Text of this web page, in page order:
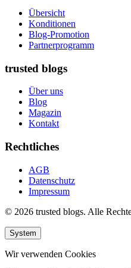
Übersicht
Konditionen
Blog-Promotion
Partnerprogramm
trusted blogs
Über uns
Blog
Magazin
Kontakt
Rechtliches
AGB
Datenschutz
Impressum
© 2026 trusted blogs. Alle
System
Wir verwenden Cookies